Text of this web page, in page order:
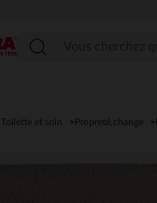
Toilette et soin Propreté,change